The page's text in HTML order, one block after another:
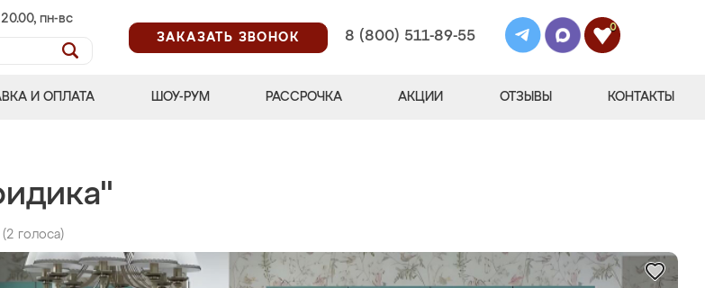
пн-вс
ЗАКАЗАТЬ ЗВОНОК
8 (800) 511-89-55
0
И ОПЛАТА ШОУ-РУМ РАССРОЧКА АКЦИИ ОТЗЫВЫ КОНТАКТЫ
(2 голоса)